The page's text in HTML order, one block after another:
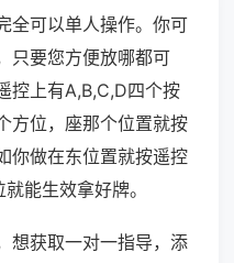
全可以单人操作。你可
只要您方便放哪都可
控上有A,B,C,D四个按
方位，座那个位置就按
你做在东位置就按遥控
能生效拿好牌。
想获取一对一指导，添